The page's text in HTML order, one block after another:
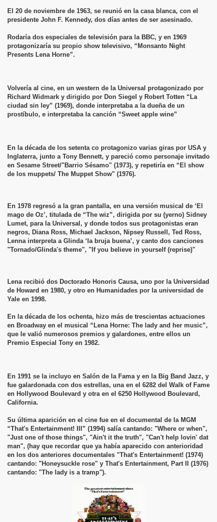
El 20 de noviembre de 1963, se reunió en la casa blanca, con el
presidente John F. Kennedy, dos días antes de ser asesinado.
Rodaría dos especiales de televisión para la BBC, y en 1969
protagonizaría su propio show televisivo, “Monsanto Night
Presents Lena Horne”.
Volvería al cine, en un western de la Universal protagonizado por
Richard Widmark y dirigido por Don Siegel y Robert Totten “La
ciudad sin ley” (1969), donde interpretaba a la dueña de un
prostíbulo, e interpretaba la canción “Sweet apple wine”
En la década de los setenta co protagonizo varias giras por USA y
Inglaterra, junto a Tony Bennett, y pareció como personaje invitado
en Sesame Street/"Barrio Sésamo" (1973), y repetiría en “El show
de los muppets/ The Muppet Show" (1976).
En 1978 regresó a la gran pantalla, en una versión musical de ‘El
mago de Oz’, titulada de “The wiz”, dirigida por su (yerno) Sidney
Lumet, para la Universal, y donde todos sus protagonistas eran
negros, Diana Ross, Michael Jackson, Nipsey Russell, Ted Ross,
Lenna interpreta a Glinda ‘la bruja buena’, y canto dos canciones
"Tornado/Glinda's theme", "If you believe in yourself (reprise)"
Lena recibió dos Doctorado Honoris Causa, uno por la Universidad
de Howard en 1980, y otro en Humanidades por la universidad de
Yale en 1998.
En la década de los ochenta, hizo más de trescientas actuaciones
en Broadway en el musical “Lena Horne: The lady and her music”,
que le valió numerosos premios y galardones, entre ellos un
Premio Especial Tony en 1982.
En 1991 se la incluyo en Salón de la Fama y en la Big Band Jazz, y
fue galardonada con dos estrellas, una en el 6282 del Walk of Fame
en Hollywood Boulevard y otra en el 6250 Hollywood Boulevard,
California.
Su última aparición en el cine fue en el documental de la MGM
“That's Entertainment! III” (1994) salía cantando: "Where or when",
"Just one of those things", "Ain't it the truth", "Can't help lovin' dat
man", (hay que recordar que ya había aparecido con anterioridad
en los dos anteriores documentales "That's Entertainment! (1974)
cantando: "Honeysuckle rose" y That's Entertainment, Part II (1976)
cantando: "The lady is a tramp").